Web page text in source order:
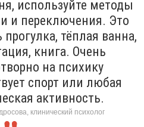
используйте методы
и переключения. Это
тёплая ванна,
книга. Очень
на психику
спорт или любая
активность.
клинический психолог